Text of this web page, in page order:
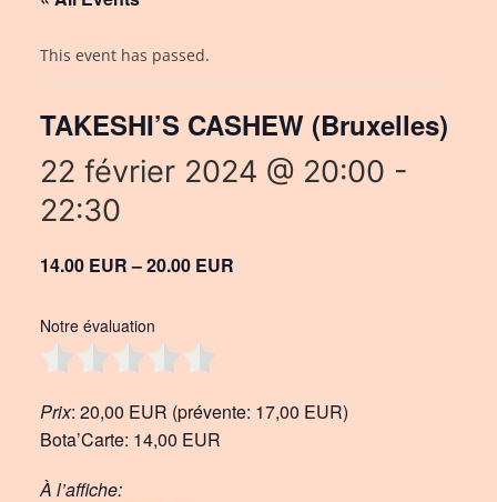
This event has passed.
TAKESHI’S CASHEW (Bruxelles)
22 février 2024 @ 20:00 -
22:30
14.00 EUR – 20.00 EUR
Notre évaluation
Prix: 20,00 EUR (prévente: 17,00 EUR)
Bota’Carte: 14,00 EUR
À l’affiche: